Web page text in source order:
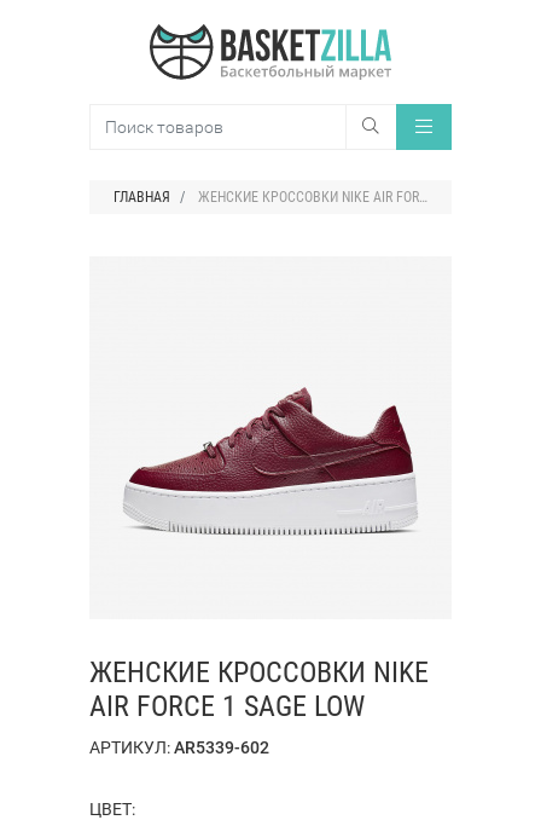
ГЛАВНАЯ ЖЕНСКИЕ КРОССОВКИ NIKE AIR FORCE 1 SAGE LOW
ЖЕНСКИЕ КРОССОВКИ NIKE
AIR FORCE 1 SAGE LOW
АРТИКУЛ:AR5339-602
ЦВЕТ: